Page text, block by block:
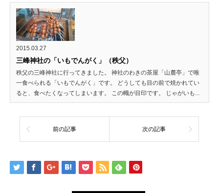
2015.03.27
三峰神社の「いもでんがく」（秩父）
秩父の三峰神社に行ってきました。 神社のわきの茶屋「山麓亭」で唯
一食べられる「いもでんがく」です。 どうしても目の前で焼かれてい
ると、食べたくなってしまいます。 この幟が目印です。 じゃがいも...
前の記事 次の記事